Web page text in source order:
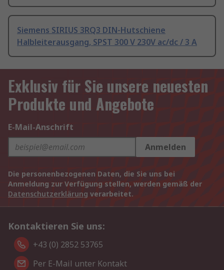
Siemens SIRIUS 3RQ3 DIN-Hutschiene
Halbleiterausgang, SPST 300 V 230V ac/dc / 3 A
Exklusiv für Sie unsere neuesten
Produkte und Angebote
E-Mail-Anschrift
Anmelden
Die personenbezogenen Daten, die Sie uns bei
Anmeldung zur Verfügung stellen, werden gemäß der
Datenschutzerklärung verarbeitet.
Kontaktieren Sie uns:
+43 (0) 2852 53765
Per E-Mail unter Kontakt